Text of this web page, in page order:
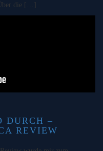
die […]
DURCH –
REVIEW